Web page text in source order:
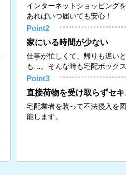
インターネットショッピング
あればいつ届いても安心！
Point2
家にいる時間が少ない
仕事が忙しくて、帰りも遅い
も…。そんな時も宅配ボック
Point3
直接荷物を受け取らずセ
宅配業者を装って不法侵入を
能します。